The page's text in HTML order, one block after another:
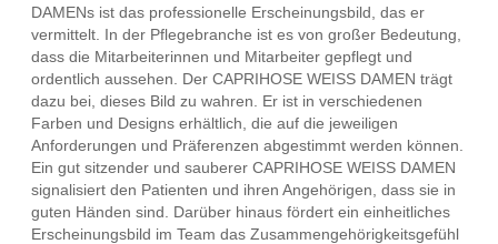
DAMENs ist das professionelle Erscheinungsbild, das er
vermittelt. In der Pflegebranche ist es von großer Bedeutung,
dass die Mitarbeiterinnen und Mitarbeiter gepflegt und
ordentlich aussehen. Der CAPRIHOSE WEISS DAMEN trägt
dazu bei, dieses Bild zu wahren. Er ist in verschiedenen
Farben und Designs erhältlich, die auf die jeweiligen
Anforderungen und Präferenzen abgestimmt werden können.
Ein gut sitzender und sauberer CAPRIHOSE WEISS DAMEN
signalisiert den Patienten und ihren Angehörigen, dass sie in
guten Händen sind. Darüber hinaus fördert ein einheitliches
Erscheinungsbild im Team das Zusammengehörigkeitsgefühl